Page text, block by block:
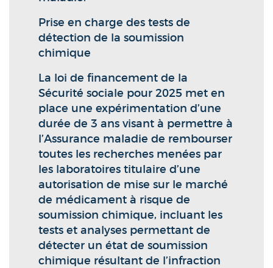
Prise en charge des tests de
détection de la soumission
chimique
La loi de financement de la
Sécurité sociale pour 2025 met en
place une expérimentation d’une
durée de 3 ans visant à permettre à
l’Assurance maladie de rembourser
toutes les recherches menées par
les laboratoires titulaire d’une
autorisation de mise sur le marché
de médicament à risque de
soumission chimique, incluant les
tests et analyses permettant de
détecter un état de soumission
chimique résultant de l’infraction